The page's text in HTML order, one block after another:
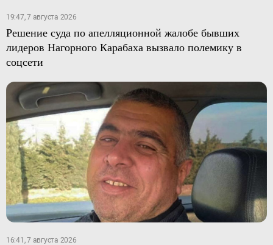
19:47, 7 августа 2026
Решение суда по апелляционной жалобе бывших
лидеров Нагорного Карабаха вызвало полемику в
соцсети
16:41, 7 августа 2026